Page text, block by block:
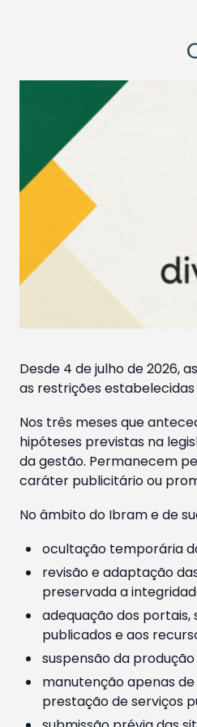
Desde 4 de julho de 2026,
as restrições
Nos três meses que
hipóteses previstas na
da gestão. Permanecem
caráter publicitário ou
No âmbito do Ibram e de
ocultação temporária
revisão e adaptação
preservada a
adequação dos portais,
publicados e aos
suspensão da
manutenção apenas
prestação de serviços